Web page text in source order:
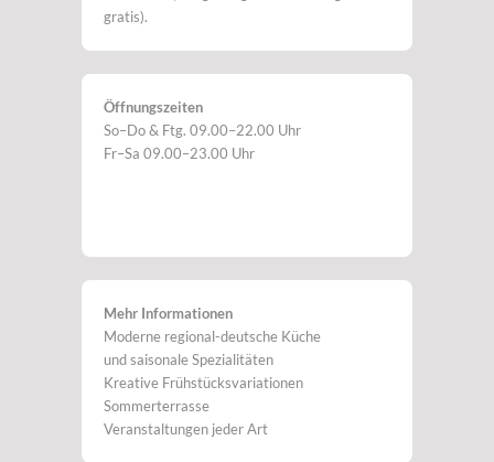
gratis).
Öffnungszeiten
So–Do & Ftg. 09.00–22.00 Uhr
Fr–Sa 09.00–23.00 Uhr
Mehr Informationen
Moderne regional-deutsche Küche
und saisonale Spezialitäten
Kreative Frühstücksvariationen
Sommerterrasse
Veranstaltungen jeder Art